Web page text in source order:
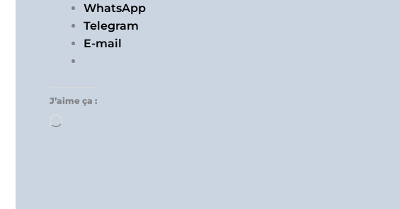
WhatsApp
Telegram
E-mail
J’aime ça :